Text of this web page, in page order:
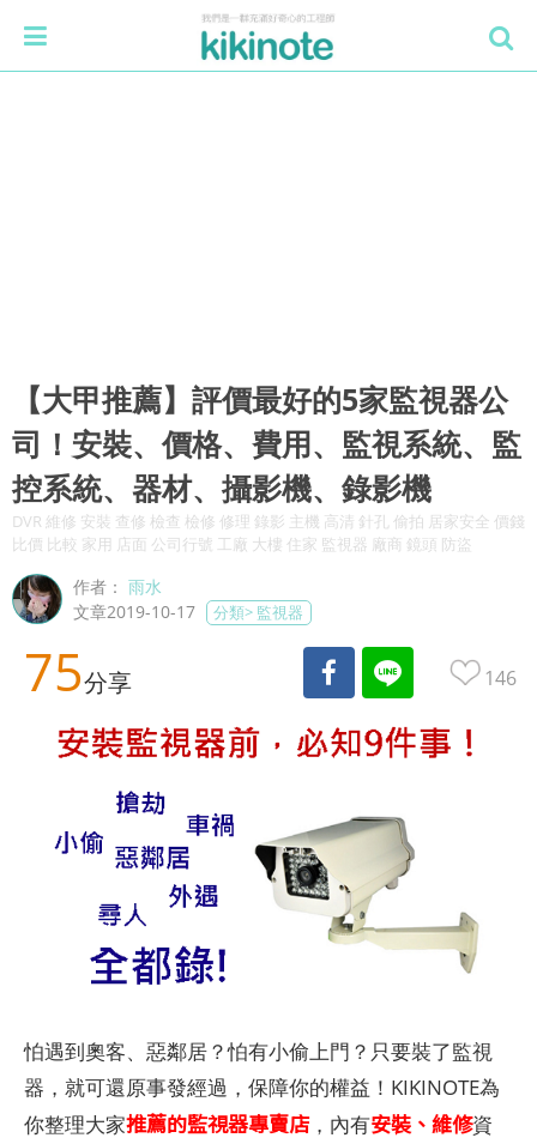
【大甲推薦】評價最好的5家監視器公
司！安裝、價格、費用、監視系統、監
控系統、器材、攝影機、錄影機
DVR 維修 安裝 查修 檢查 檢修 修理 錄影 主機 高清 針孔 偷拍 居家安全 價錢
比價 比較 家用 店面 公司行號 工廠 大樓 住家 監視器 廠商 鏡頭 防盜
作者：雨水
文章2019-10-17
分類> 監視器
75分享 146
怕遇到奧客、惡鄰居？怕有小偷上門？只要裝了監視
器，就可還原事發經過，保障你的權益！KIKINOTE為
你整理大家推薦的監視器專賣店，內有安裝、維修資